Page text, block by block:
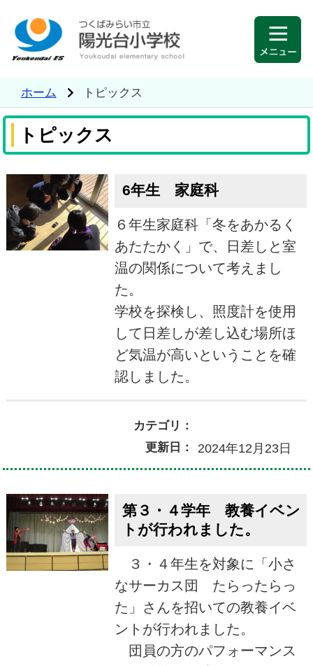
ホーム トピックス
トピックス
6年生 家庭科
６年生家庭科「冬をあかるく
あたたかく」で、日差しと室
温の関係について考えまし
た。
学校を探検し、照度計を使用
して日差しが差し込む場所ほ
ど気温が高いということを確
認しました。
カテゴリ：
更新日：
2024年12月23日
第３・４学年 教養イベン
トが行われました。
３・４年生を対象に「小さ
なサーカス団 たらったらっ
た」さんを招いての教養イベ
ントが行われました。
団員の方のパフォーマンス